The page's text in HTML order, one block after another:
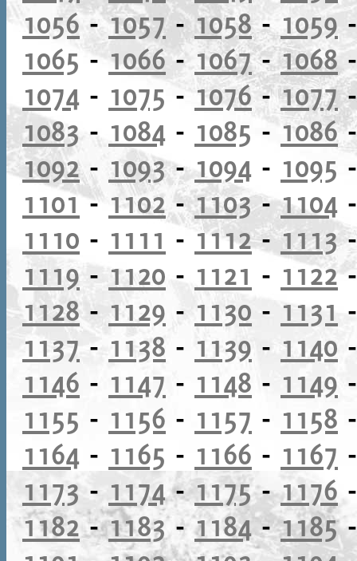
1056-1057-1058- 1059
1065 -1066- 1067-1068
1074 - 1075 -1076-1077
1083- 1084 - 1085 - 1086
1092- 1093-1094 - 1095
1101- 1102-1103-1104
1110 - 1111 - 1112-1113
1119-1120 - 1121 - 1122
1128- 1129 - 1130 - 1131
1137 - 1138 - 1139 - 1140
1146 - 1147 - 1148 - 1149
1155 - 1156 - 1157 - 1158
1164 - 1165 - 1166 - 1167
1173- 1174-1175-1176
1182-1183-1184-1185